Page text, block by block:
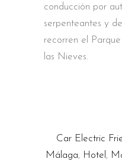
conducción por
serpenteantes y
recorren el
las Nieves.
Car Electric
Málaga, Hotel ,